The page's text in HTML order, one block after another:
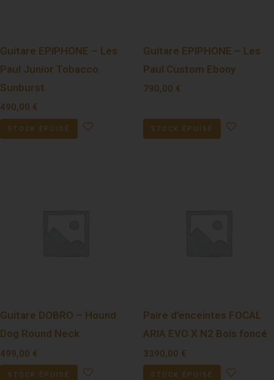
Guitare EPIPHONE – Les
Paul Junior Tobacco
Sunburst
490,00 €
STOCK ÉPUISÉ
Guitare EPIPHONE – Les
Paul Custom Ebony
790,00 €
STOCK ÉPUISÉ
Guitare DOBRO – Hound
Dog Round Neck
499,00 €
STOCK ÉPUISÉ
Paire d’enceintes FOCAL
ARIA EVO X N2 Bois foncé
3390,00 €
STOCK ÉPUISÉ